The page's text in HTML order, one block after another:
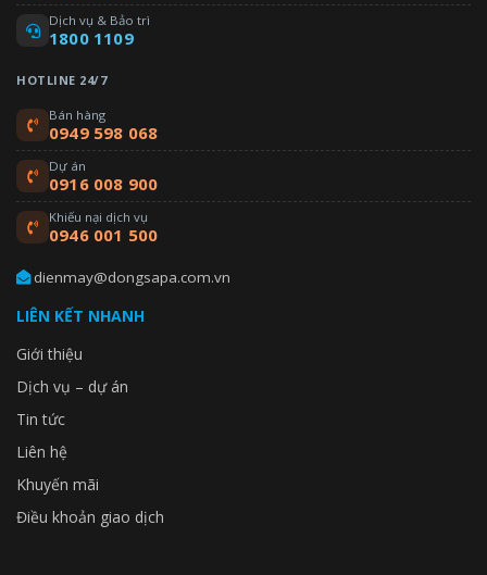
Dịch vụ & Bảo trì
1800 1109
HOTLINE 24/7
Bán hàng
0949 598 068
Dự án
0916 008 900
Khiếu nại dịch vụ
0946 001 500
dienmay@dongsapa.com.vn
LIÊN KẾT NHANH
Giới thiệu
Dịch vụ – dự án
Tin tức
Liên hệ
Khuyến mãi
Điều khoản giao dịch